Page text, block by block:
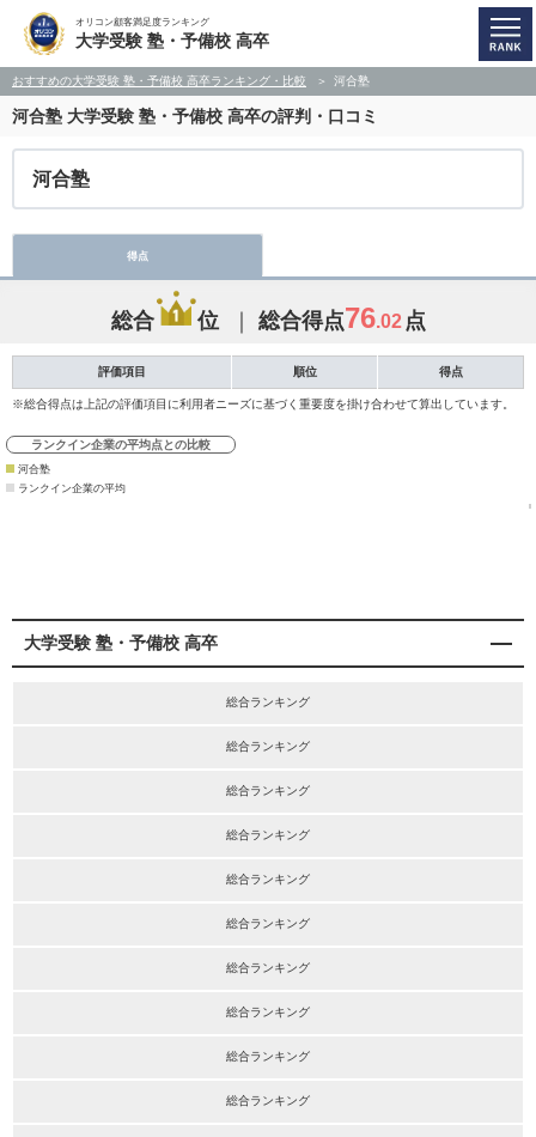
オリコン顧客満足度ランキング
大学受験 塾・予備校 高卒
おすすめの大学受験 塾・予備校 高卒ランキング・比較 河合塾
河合塾 大学受験 塾・予備校 高卒の評判・口コミ
河合塾
得点
総合 位 総合得点76.02 点
評価項目 順位 得点
※総合得点は上記の評価項目に利用者ニーズに基づく重要度を掛け合わせて算出しています。
ランクイン企業の平均点との比較
河合塾
ランクイン企業の平均
大学受験 塾・予備校 高卒
総合ランキング
総合ランキング
総合ランキング
総合ランキング
総合ランキング
総合ランキング
総合ランキング
総合ランキング
総合ランキング
総合ランキング